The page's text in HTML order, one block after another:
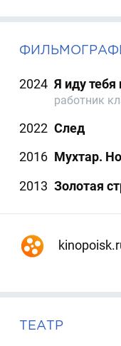
2024 Я иду тебя
работник
2022 След
2016 Мухтар.
2013 Золотая
ТЕАТР